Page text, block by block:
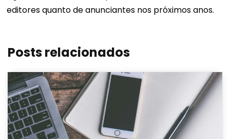
editores quanto de anunciantes nos próximos anos.
Posts relacionados